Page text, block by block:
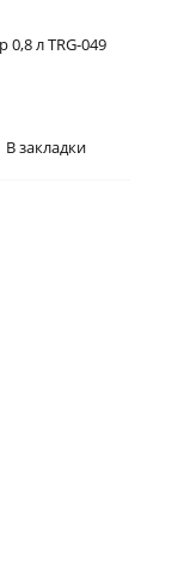
л TRG-049
В закладки